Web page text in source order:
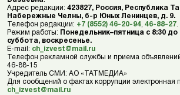
Адрес редакции: 423827, Россия, Республика
Набережные Челны, б-р Юных Ленинцев, д. 9.
Телефон редакции: +7 (8552) 46-20-94 46-88-27
Режим работы: Понедельник–пятница с 8:30
суббота, воскресенье.
E-mail: ch_izvest@mail.ru
Телефон рекламной службы и приема
46-88-15
Учредитель СМИ: АО «ТАТМЕДИА»
Для сообщений о фактах коррупции электронная
ch_izvest@mail.ru